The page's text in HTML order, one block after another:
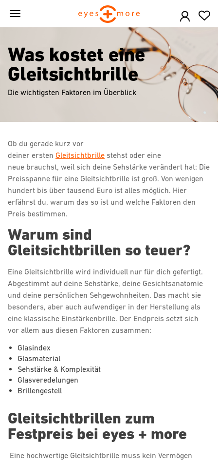
Skip
main
Was kostet eine
Gleitsichtbrille
Die wichtigsten Faktoren im Überblick
Ob du gerade kurz vor
deiner ersten Gleitsichtbrille stehst oder eine
neue brauchst, weil sich deine Sehstärke verändert hat: Die
Preisspanne für eine Gleitsichtbrille ist groß. Von wenigen
hundert bis über tausend Euro ist alles möglich. Hier
erfährst du, warum das so ist und welche Faktoren den
Preis bestimmen.
Warum sind
Gleitsichtbrillen so teuer?
Eine Gleitsichtbrille wird individuell nur für dich gefertigt.
Abgestimmt auf deine Sehstärke, deine Gesichtsanatomie
und deine persönlichen Sehgewohnheiten. Das macht sie
besonders, aber auch aufwendiger in der Herstellung als
eine klassische Einstärkenbrille. Der Endpreis setzt sich
vor allem aus diesen Faktoren zusammen:
Glasindex
Glasmaterial
Sehstärke & Komplexität
Glasveredelungen
Brillengestell
Gleitsichtbrillen zum
Festpreis bei eyes + more
Eine hochwertige Gleitsichtbrille muss kein Vermögen